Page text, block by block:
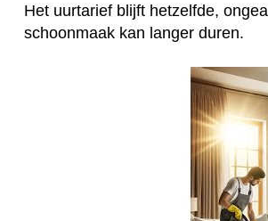
Het uurtarief blijft hetzelfde,
schoonmaak kan langer duren.